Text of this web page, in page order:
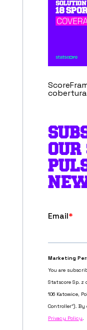
cobertura
OUR